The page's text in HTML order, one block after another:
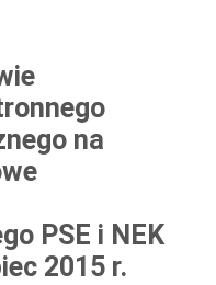
na
PSE i NEK
2015 r.